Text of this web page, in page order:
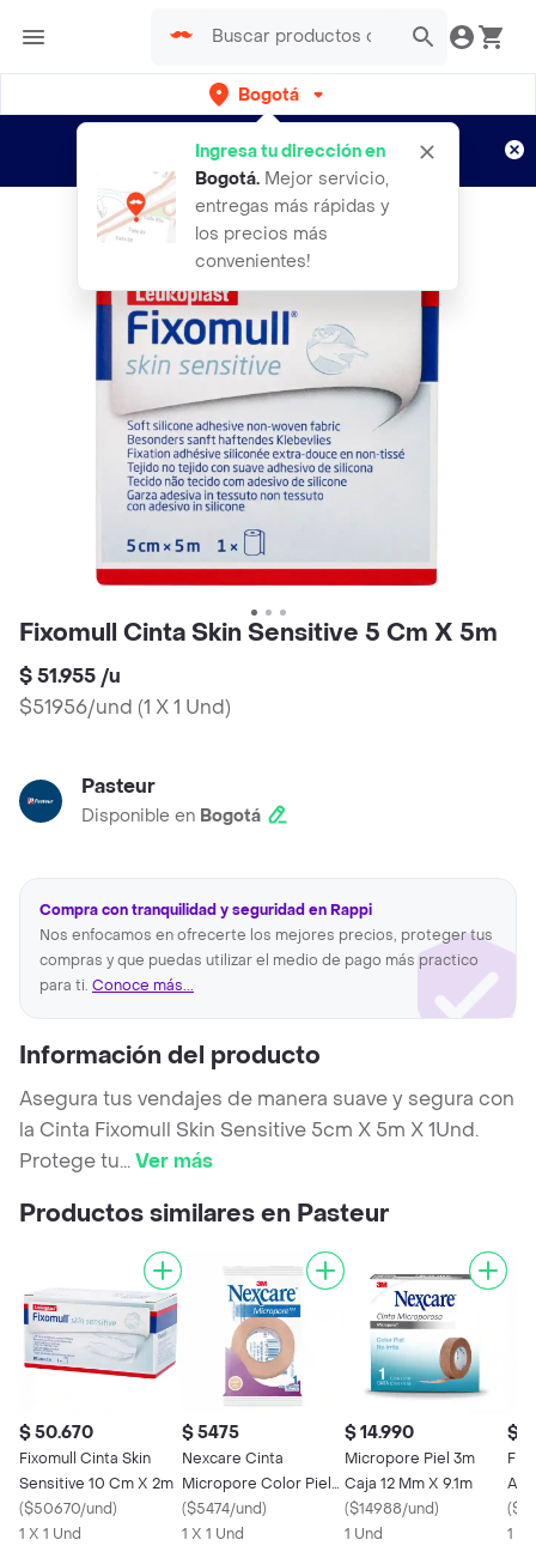
Bogotá
Ingresa tu dirección en
Bogotá. Mejor servicio,
entregas más rápidas y
los precios más
convenientes!
envíos gratis por semanas
Aplican TyC
Fixomull Cinta Skin Sensitive 5 Cm X 5m
$ 51.955 /u
$51956/und (1 X 1 Und)
Pasteur
Disponible en Bogotá
Compra con tranquilidad y seguridad en Rappi
Nos enfocamos en ofrecerte los mejores precios, proteger tus
compras y que puedas utilizar el medio de pago más practico
para ti. Conoce más...
Información del producto
Asegura tus vendajes de manera suave y segura con
la Cinta Fixomull Skin Sensitive 5cm X 5m X 1Und.
Protege tu...Ver más
Productos similares en Pasteur
$ 50.670
Fixomull Cinta Skin
Sensitive 10 Cm X 2m
($50670/und)
1 X 1 Und
$ 5475
Nexcare Cinta
Micropore Color Piel
12 MM X 2.75 MM
($5474/und)
1 X 1 Und
$ 14.990
Micropore Piel 3m
Caja 12 Mm X 9.1m
($14988/und)
1 Und
$
Cm
(
1 X